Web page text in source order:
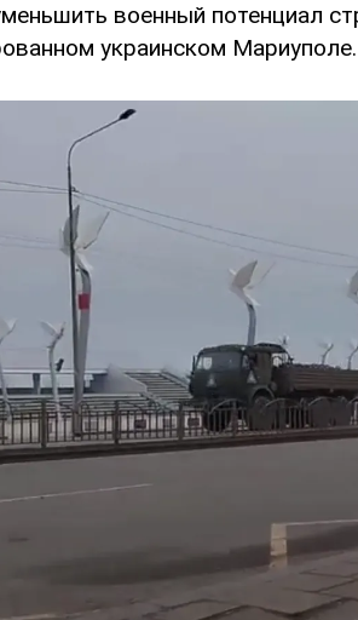
военный потенциал
украинском Мариуполе.